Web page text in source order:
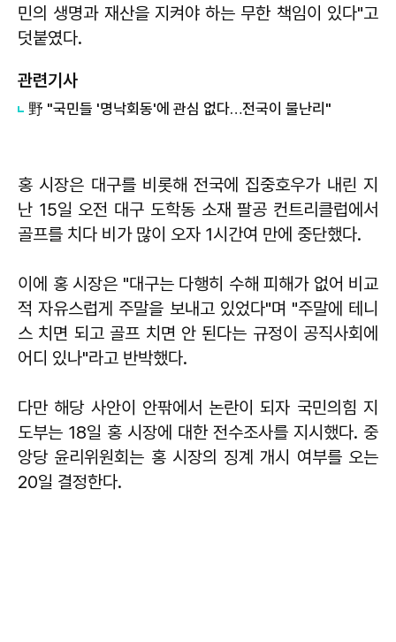
민의 생명과 재산을 지켜야 하는 무한 책임이 있다"고
덧붙였다.
관련기사
野 "국민들 '명낙회동'에 관심 없다…전국이 물난리"
홍 시장은 대구를 비롯해 전국에 집중호우가 내린 지
난 15일 오전 대구 도학동 소재 팔공 컨트리클럽에서
골프를 치다 비가 많이 오자 1시간여 만에 중단했다.
이에 홍 시장은 "대구는 다행히 수해 피해가 없어 비교
적 자유스럽게 주말을 보내고 있었다"며 "주말에 테니
스 치면 되고 골프 치면 안 된다는 규정이 공직사회에
어디 있나"라고 반박했다.
다만 해당 사안이 안팎에서 논란이 되자 국민의힘 지
도부는 18일 홍 시장에 대한 전수조사를 지시했다. 중
앙당 윤리위원회는 홍 시장의 징계 개시 여부를 오는
20일 결정한다.